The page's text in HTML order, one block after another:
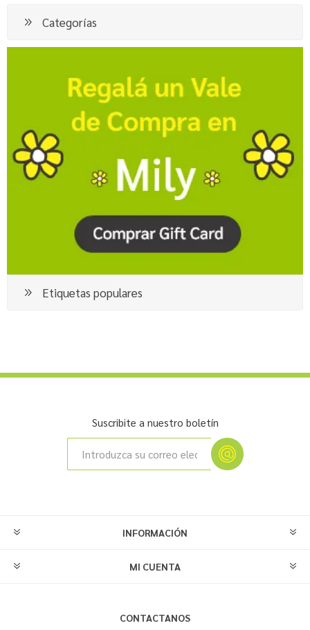
Categorías
Etiquetas populares
Suscribite a nuestro boletín
INFORMACIÓN
MI CUENTA
CONTACTANOS